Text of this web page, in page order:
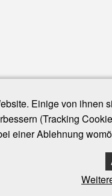
Einige von ihnen
(Tracking
einer Ablehnung